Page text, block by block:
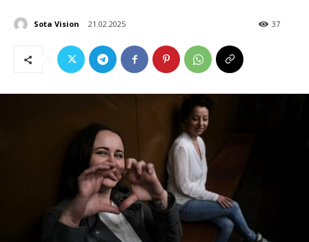
Sota Vision 21.02.2025 37